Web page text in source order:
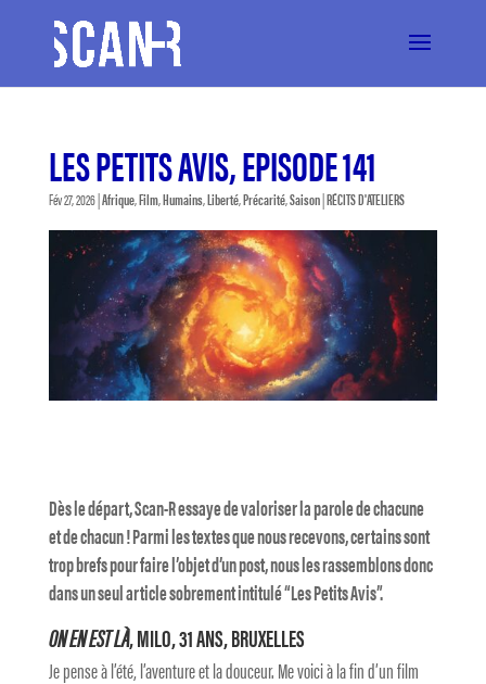
LES PETITS AVIS, EPISODE 141
Fév 27, 2026|Afrique,Film,Humains,Liberté,Précarité,Saison|RÉCITS D'ATELIERS
Dès le départ, Scan-R essaye de valoriser la parole de chacune
et de chacun ! Parmi les textes que nous recevons, certains sont
trop brefs pour faire l’objet d’un post, nous les rassemblons donc
dans un seul article sobrement intitulé “Les Petits Avis”.
ON EN EST LÀ, MILO, 31 ANS, BRUXELLES
Je pense à l’été, l’aventure et la douceur. Me voici à la fin d’un film